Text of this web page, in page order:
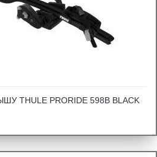
THULE PRORIDE 598B BLACK